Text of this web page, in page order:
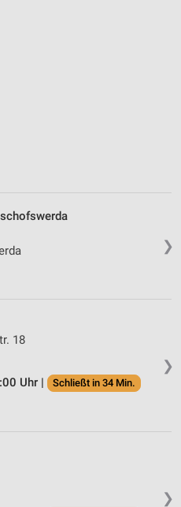
❯
❯
18
Uhr |
Schließt in 34 Min.
❯